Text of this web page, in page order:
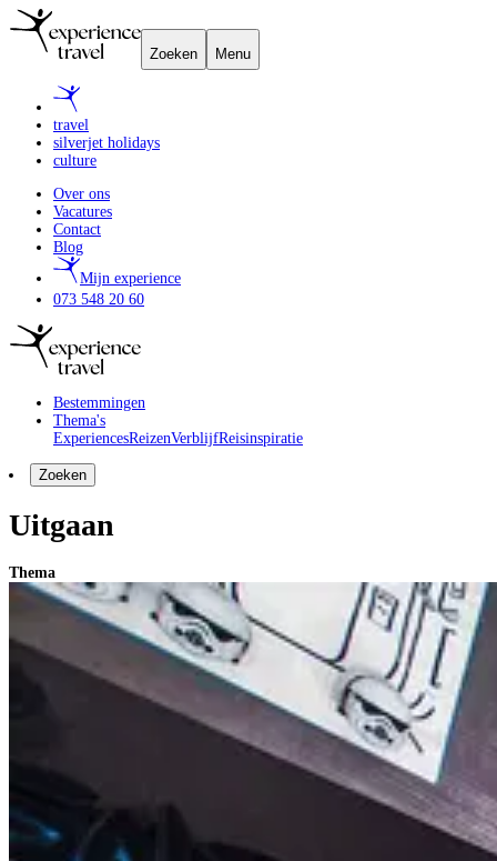
Zoeken Menu
travel
silverjet holidays
culture
Over ons
Vacatures
Contact
Blog
Mijn experience
073 548 20 60
Bestemmingen
Thema's
ExperiencesReizenVerblijfReisinspiratie
Zoeken
Uitgaan
Thema